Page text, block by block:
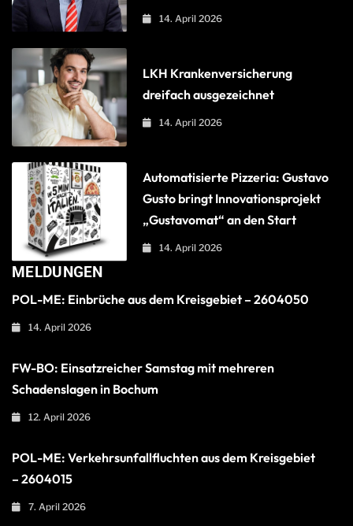
14. April 2026
LKH Krankenversicherung
dreifach ausgezeichnet
14. April 2026
Automatisierte Pizzeria: Gustavo
Gusto bringt Innovationsprojekt
„Gustavomat“ an den Start
14. April 2026
MELDUNGEN
POL-ME: Einbrüche aus dem Kreisgebiet – 2604050
14. April 2026
FW-BO: Einsatzreicher Samstag mit mehreren
Schadenslagen in Bochum
12. April 2026
POL-ME: Verkehrsunfallfluchten aus dem Kreisgebiet
– 2604015
7. April 2026